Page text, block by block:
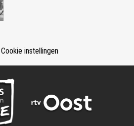
Cookie instellingen